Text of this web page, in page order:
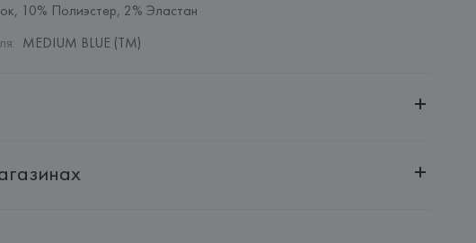
10% Полиэстер, 2% Эластан
: MEDIUM BLUE (TM)
Беларусь, 220030, г. Минск, ул. Немига, 5, пом. 39, ком. 1